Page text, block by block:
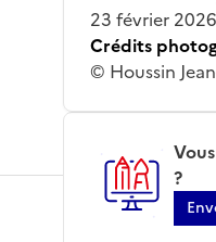
23 février 2026
Crédits
© Houssin
?